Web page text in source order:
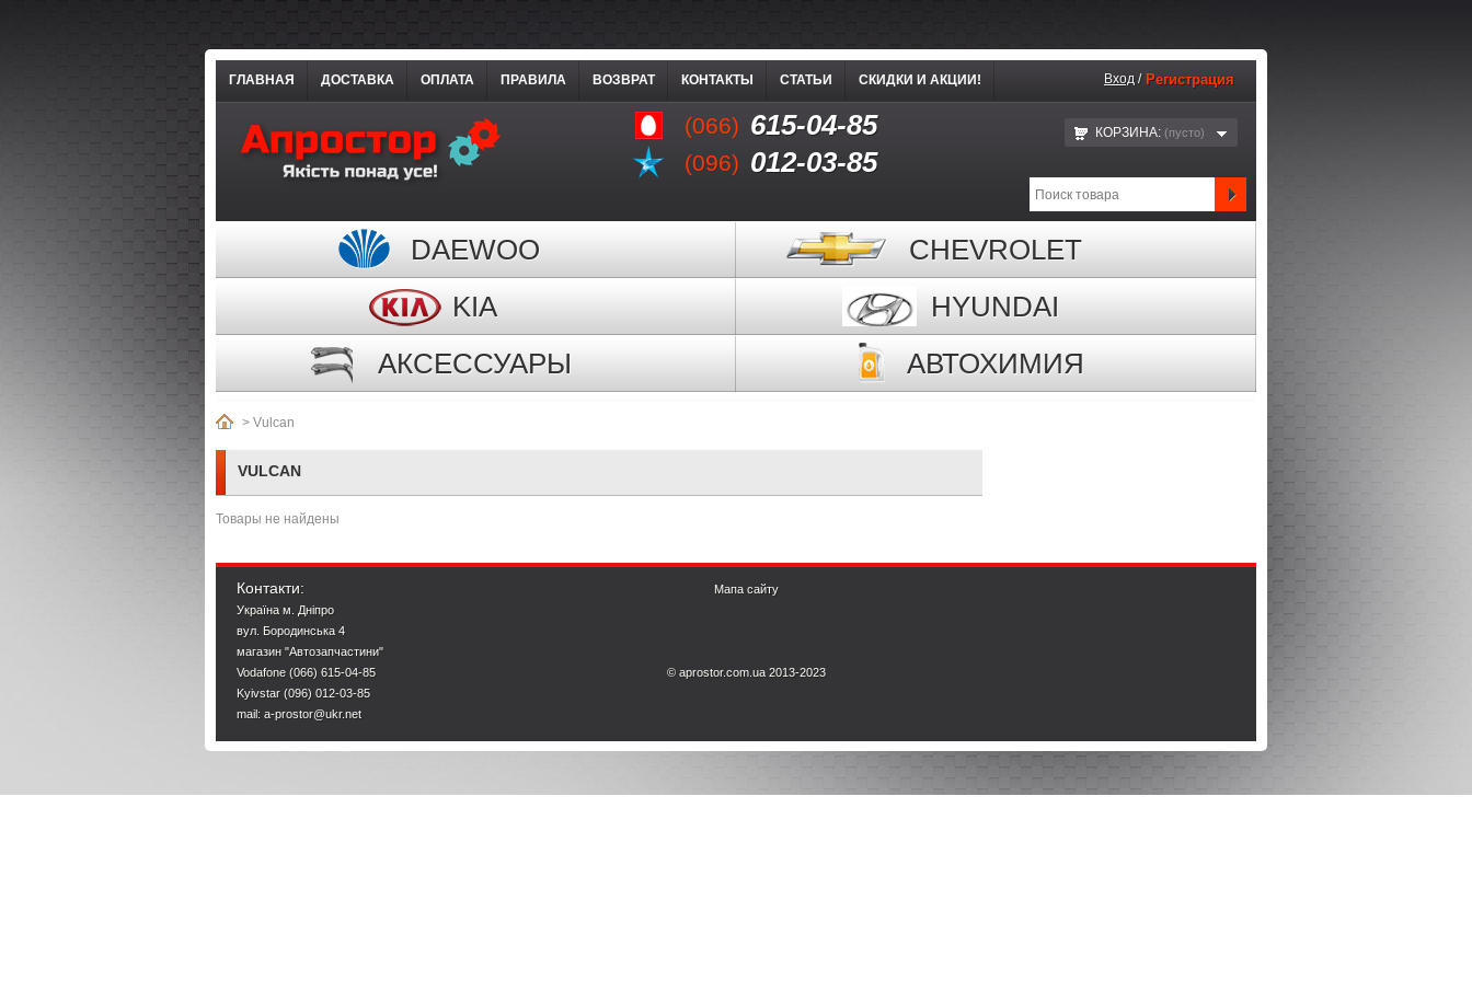
(066) 615-04-85
(096) 012-03-85
ГЛАВНАЯ ДОСТАВКА ОПЛАТА ПРАВИЛА ВОЗВРАТ КОНТАКТЫ СТАТЬИ СКИДКИ И АКЦИИ! Вход / Регистрация
КОРЗИНА: (пустo)
DAEWOO
CHEVROLET
KIA
HYUNDAI
АКСЕССУАРЫ
АВТОХИМИЯ
> Vulcan
VULCAN
Товары не найдены
Контакти:
Україна м. Дніпро
вул. Бородинська 4
магазин "Автозапчастини"
Vodafone (066) 615-04-85
Kyivstar (096) 012-03-85
mail: a-prostor@ukr.net
Мапа сайту
© aprostor.com.ua 2013-2023